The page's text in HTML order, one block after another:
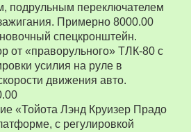
подрульным переключателем
Примерно 8000.00
спецкронштейн.
от «праворульного» ТЛК-80 с
усилия на руле в
движения авто.
«Тойота Лэнд Круизер Прадо
с регулировкой